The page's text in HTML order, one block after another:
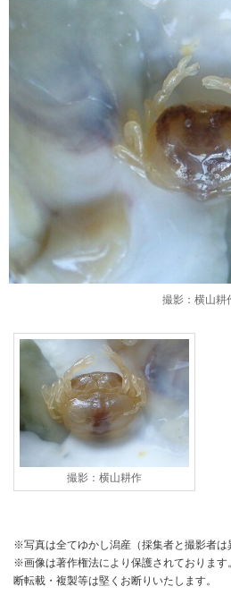
撮影：横山耕
撮影：横山耕作
※写真は全てゆかし潟産（採集者と撮影者は
※画像は著作権法により保護されておりま
断転載・複製等は堅くお断りいたします。